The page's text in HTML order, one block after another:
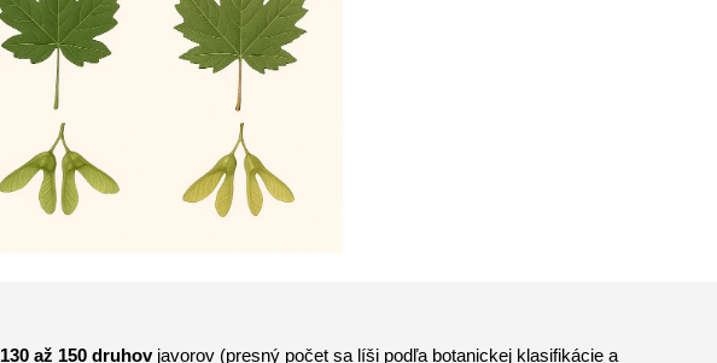
130 až 150 druhovjavorov (presný počet sa líši podľa botanickej klasifikácie a